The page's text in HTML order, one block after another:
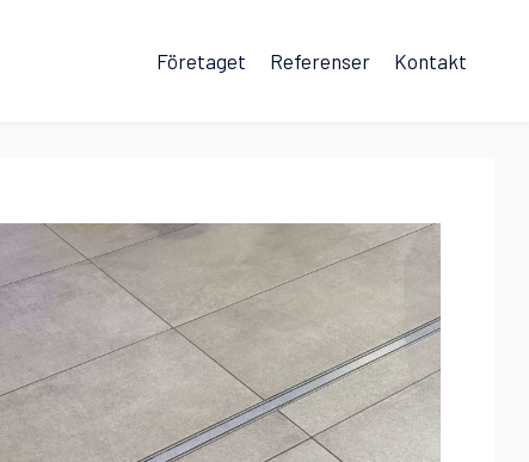
Företaget Referenser Kontakt